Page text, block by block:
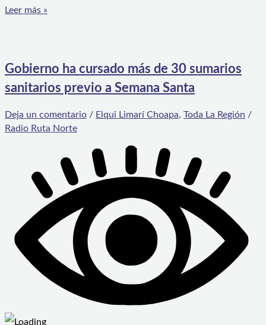
Leer más »
Gobierno ha cursado más de 30 sumarios
sanitarios previo a Semana Santa
Deja un comentario / Elqui Limarí Choapa, Toda La Región /
Radio Ruta Norte